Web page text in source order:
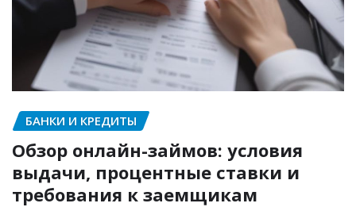
БАНКИ И КРЕДИТЫ
Обзор онлайн-займов: условия
выдачи, процентные ставки и
требования к заемщикам